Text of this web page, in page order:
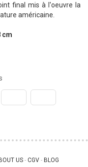
final mis à l'oeuvre la
américaine.
cm
US - CGV - BLOG